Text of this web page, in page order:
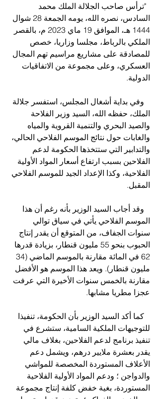
  "ترأس صاحب الجلالة الملك محمد
السادس، نصره الله، يومه الجمعة 28 شوال
1444 هـ، الموافق 19 ماي 2023 م، بالقصر
الملكي بالرباط، مجلسا وزاريا، خصص
للمصادقة على مشاريع مراسيم تهم المجال
العسكري، وعلى مجموعة من الاتفاقيات
الدولية.
   وفي بداية أشغال المجلس، استفسر جلالة
الملك، حفظه الله، السيد وزير الفلاحة
والصيد البحري والتنمية القروية والمياه
والغابات حول نتائج الموسم الفلاحي الحالي،
والتدابير التي ستتخذها الحكومة لدعم
الفلاحين بسبب ارتفاع أسعار المواد الأولية
الفلاحية، وكذا الإعداد الجيد للموسم الفلاحي
المقبل.
   وقد أجاب السيد الوزير بأنه رغم أن هذا
الموسم الفلاحي يأتي في سياق توالي
سنوات الجفاف، من المتوقع أن يقدر إنتاج
الحبوب بنحو 55 مليون قنطار، بزيادة قدرها
مليون قنطار). ويعد هذا الموسم هو الأفضل
مقارنة بالخمس سنوات الأخيرة التي عرفت
عجزا مطريا مشابها.
   كما أكد السيد الوزير بأن الحكومة، تنفيذا
للتوجيهات الملكية السامية، ستشرع في
تنفيذ برنامج لدعم الفلاحين، بغلاف مالي
يقدر بعشرة ملايير درهم، ويشمل دعم
الأعلاف المستوردة المخصصة للمواشي
والدواجن ؛ ودعم المواد الأولية الفلاحية
المستوردة، بغية خفض كلفة إنتاج مجموعة